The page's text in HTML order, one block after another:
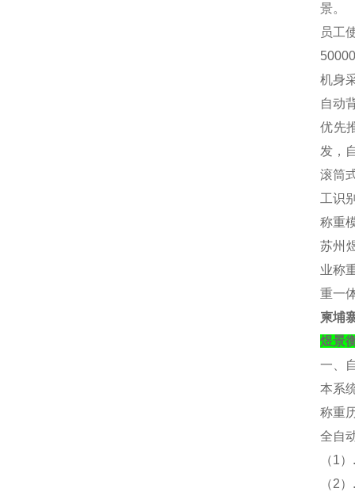
景。
员工
机身
自动
优先
发，
滚筒
工识
称重
苏州
业称
重一
柬埔
煜景
一、
本系
称重
全自
（1
（2